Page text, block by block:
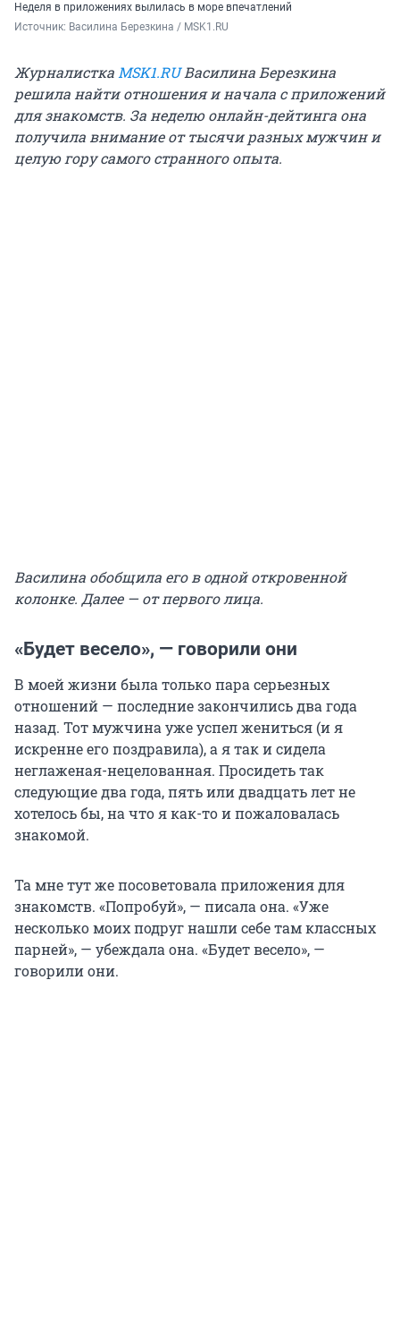
Неделя в приложениях вылилась в море впечатлений
Источник: Василина Березкина / MSK1.RU
Журналистка MSK1.RUВасилина Березкина
решила найти отношения и начала с приложений
для знакомств. За неделю онлайн-дейтинга она
получила внимание от тысячи разных мужчин и
целую гору самого странного опыта.
Василина обобщила его в одной откровенной
колонке. Далее — от первого лица.
«Будет весело», — говорили они
В моей жизни была только пара серьезных
отношений — последние закончились два года
назад. Тот мужчина уже успел жениться (и я
искренне его поздравила), а я так и сидела
неглаженая-нецелованная. Просидеть так
следующие два года, пять или двадцать лет не
хотелось бы, на что я как-то и пожаловалась
знакомой.
Та мне тут же посоветовала приложения для
знакомств. «Попробуй», — писала она. «Уже
несколько моих подруг нашли себе там классных
парней», — убеждала она. «Будет весело», —
говорили они.